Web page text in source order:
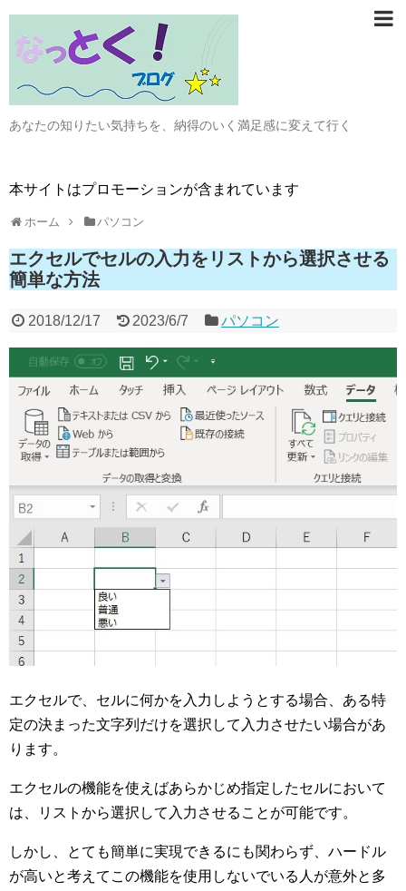
あなたの知りたい気持ちを、納得のいく満足感に変えて行く
本サイトはプロモーションが含まれています
ホーム パソコン
エクセルでセルの入力をリストから選択させる
簡単な方法
2018/12/17 2023/6/7 パソコン
エクセルで、セルに何かを入力しようとする場合、ある特
定の決まった文字列だけを選択して入力させたい場合があ
ります。
エクセルの機能を使えばあらかじめ指定したセルにおいて
は、リストから選択して入力させることが可能です。
しかし、とても簡単に実現できるにも関わらず、ハードル
が高いと考えてこの機能を使用しないでいる人が意外と多